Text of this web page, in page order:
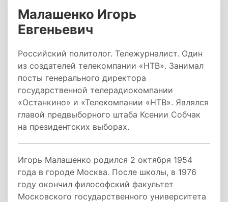
Малашенко Игорь
Евгеньевич
Российский политолог. Тележурналист. Один
из создателей телекомпании «НТВ». Занимал
посты генерального директора
государственной телерадиокомпании
«Останкино» и «Телекомпании «НТВ». Являлся
главой предвыборного штаба Ксении Собчак
на президентских выборах.
Игорь Малашенко родился 2 октября 1954
года в городе Москва. После школы, в 1976
году окончил философский факультет
Московского государственного университета